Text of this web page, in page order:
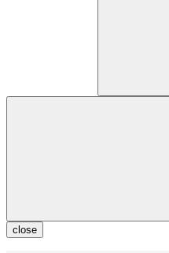
close